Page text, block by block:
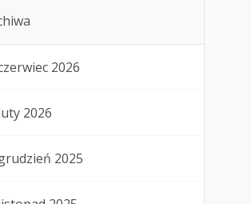
2026
2026
2025